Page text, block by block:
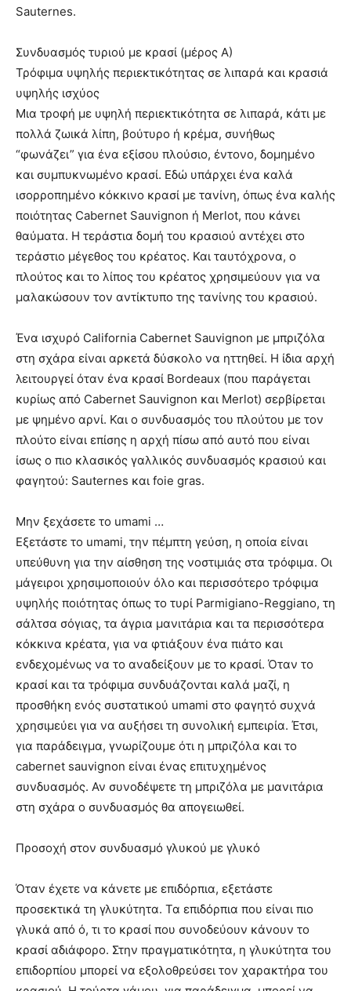
Sauternes.
Συνδυασμός τυριού με κρασί (μέρος Α)
Τρόφιμα υψηλής περιεκτικότητας σε λιπαρά και κρασιά
υψηλής ισχύος
Μια τροφή με υψηλή περιεκτικότητα σε λιπαρά, κάτι με
πολλά ζωικά λίπη, βούτυρο ή κρέμα, συνήθως
“φωνάζει” για ένα εξίσου πλούσιο, έντονο, δομημένο
και συμπυκνωμένο κρασί. Εδώ υπάρχει ένα καλά
ισορροπημένο κόκκινο κρασί με τανίνη, όπως ένα καλής
ποιότητας Cabernet Sauvignon ή Merlot, που κάνει
θαύματα. Η τεράστια δομή του κρασιού αντέχει στο
τεράστιο μέγεθος του κρέατος. Και ταυτόχρονα, ο
πλούτος και το λίπος του κρέατος χρησιμεύουν για να
μαλακώσουν τον αντίκτυπο της τανίνης του κρασιού.
Ένα ισχυρό California Cabernet Sauvignon με μπριζόλα
στη σχάρα είναι αρκετά δύσκολο να ηττηθεί. Η ίδια αρχή
λειτουργεί όταν ένα κρασί Bordeaux (που παράγεται
κυρίως από Cabernet Sauvignon και Merlot) σερβίρεται
με ψημένο αρνί. Και ο συνδυασμός του πλούτου με τον
πλούτο είναι επίσης η αρχή πίσω από αυτό που είναι
ίσως ο πιο κλασικός γαλλικός συνδυασμός κρασιού και
φαγητού: Sauternes και foie gras.
Μην ξεχάσετε το umami …
Εξετάστε το umami, την πέμπτη γεύση, η οποία είναι
υπεύθυνη για την αίσθηση της νοστιμιάς στα τρόφιμα. Οι
μάγειροι χρησιμοποιούν όλο και περισσότερο τρόφιμα
υψηλής ποιότητας όπως το τυρί Parmigiano-Reggiano, τη
σάλτσα σόγιας, τα άγρια ​​μανιτάρια και τα περισσότερα
κόκκινα κρέατα, για να φτιάξουν ένα πιάτο και
ενδεχομένως να το αναδείξουν με το κρασί. Όταν το
κρασί και τα τρόφιμα συνδυάζονται καλά μαζί, η
προσθήκη ενός συστατικού umami στο φαγητό συχνά
χρησιμεύει για να αυξήσει τη συνολική εμπειρία. Έτσι,
για παράδειγμα, γνωρίζουμε ότι η μπριζόλα και το
cabernet sauvignon είναι ένας επιτυχημένος
συνδυασμός. Αν συνοδέψετε τη μπριζόλα με μανιτάρια
στη σχάρα ο συνδυασμός θα απογειωθεί.
Προσοχή στον συνδυασμό γλυκού με γλυκό
Όταν έχετε να κάνετε με επιδόρπια, εξετάστε
προσεκτικά τη γλυκύτητα. Τα επιδόρπια που είναι πιο
γλυκά από ό, τι το κρασί που συνοδεύουν κάνουν το
κρασί αδιάφορο. Στην πραγματικότητα, η γλυκύτητα του
επιδορπίου μπορεί να εξολοθρεύσει τον χαρακτήρα του